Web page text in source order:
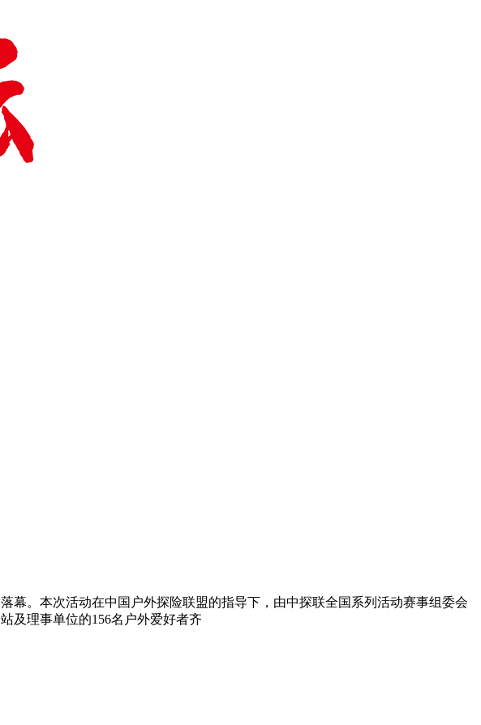
幕。本次活动在中国户外探险联盟的指导下，由中探联全国系列活动赛事组委会
及理事单位的156名户外爱好者齐